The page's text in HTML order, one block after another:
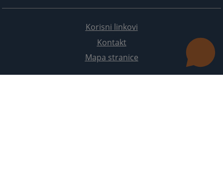
Korisni linkovi
Kontakt
Mapa stranice